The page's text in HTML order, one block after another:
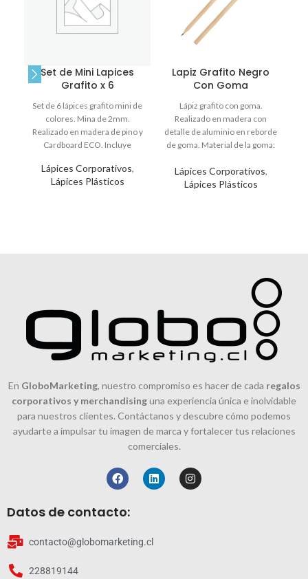
Set de Mini Lapices
Grafito x 6
Lápices Corporativos,
Lápices Plásticos
Set de 6 lápices grafito mini de
colores. Mina de 2mm.
Realizado en madera de pino y
Cardboard ECO. Incluye
Lapiz Grafito Negro
Con Goma
Lápices Corporativos,
Lápices Plásticos
Lápiz grafito con goma.
Realizado en madera con
detalle de aluminio en reborde
de goma. Material de la goma:
En GloboMarketing, nuestro compromiso es hacer de cada regalos
corporativos y merchandisinguna experiencia única e inolvidable
para nuestros clientes. Contáctanos y descubre cómo podemos
ayudarte a impulsar tu imagen de marca y fortalecer tus relaciones
comerciales.
Datos de contacto:
contacto@globomarketing.cl
228819144